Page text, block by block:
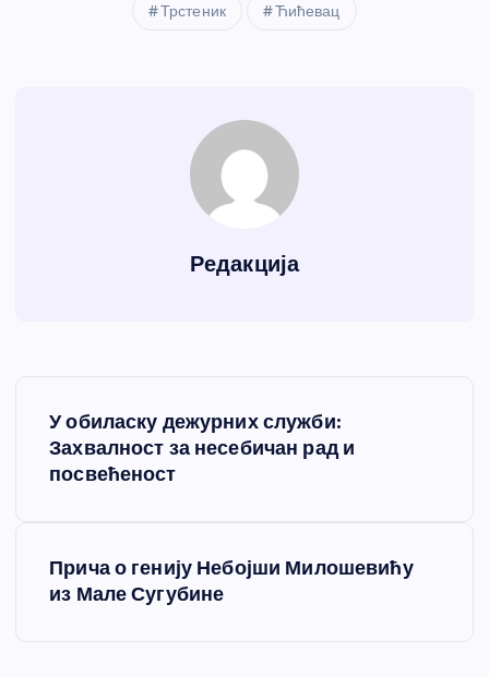
Трстеник Ћићевац
Редакција
У обиласку дежурних служби:
Захвалност за несебичан рад и
посвећеност
Прича о генију Небојши Милошевићу
из Мале Сугубине